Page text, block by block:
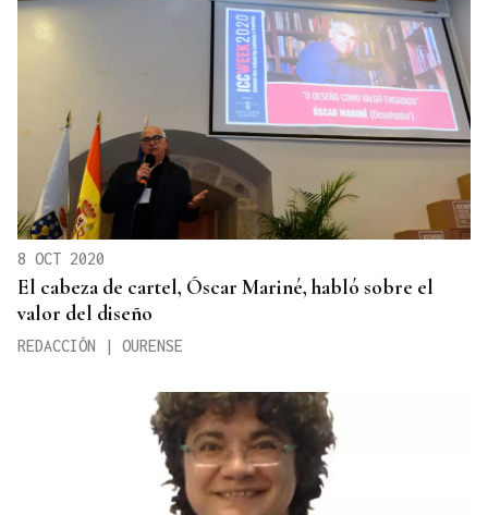
8 OCT 2020
El cabeza de cartel, Óscar Mariné, habló sobre el
valor del diseño
REDACCIÓN | OURENSE